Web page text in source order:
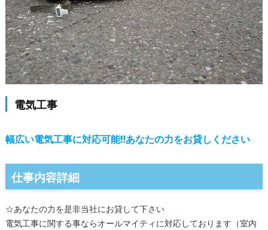
電気工事
幅広い電気工事に対応可能‼あなたの力をお貸しください
仕事内容詳細
☆あなたの力を是非当社にお貸して下さい
電気工事に関する事ならオールマイティに対応しております（室内